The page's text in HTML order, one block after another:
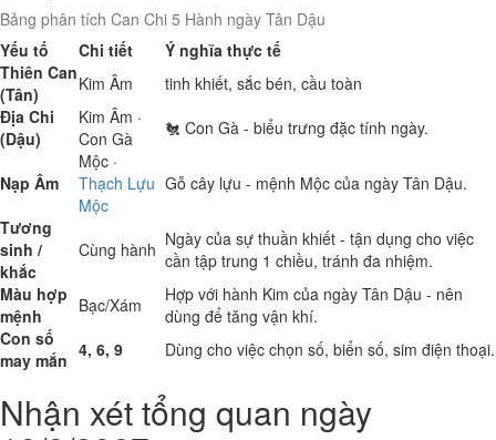
Bảng phân tích Can Chi 5 Hành ngày Tân Dậu
Yếu tố
Chi tiết
Ý nghĩa thực tế
Thiên Can
(Tân)
Kim Âm
tinh khiết, sắc bén, cầu toàn
Địa Chi
(Dậu)
Kim Âm ·
Con Gà
🐔 Con Gà - biểu trưng đặc tính ngày.
Nạp Âm
Mộc ·
Thạch Lựu
Mộc
Gỗ cây lựu - mệnh Mộc của ngày Tân Dậu.
Tương
sinh /
khắc
Cùng hành Ngày của sự thuần khiết - tận dụng cho việc
cần tập trung 1 chiều, tránh đa nhiệm.
Màu hợp
mệnh
Bạc/Xám
Hợp với hành Kim của ngày Tân Dậu - nên
dùng để tăng vận khí.
Con số
may mắn 4, 6, 9 Dùng cho việc chọn số, biển số, sim điện thoại.
Nhận xét tổng quan ngày